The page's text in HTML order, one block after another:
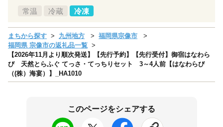
常温 冷蔵 冷凍
まちから探す 九州地方
福岡県宗像市
福岡県 宗像市の返礼品一覧
【2026年11月より順次発送】【先行予約】【先行受付】御宿はなわら
び 天然とらふぐ てっさ・てっちりセット 3～4人前【はなわらび
（(株）海宴）】_HA1010
このページをシェアする